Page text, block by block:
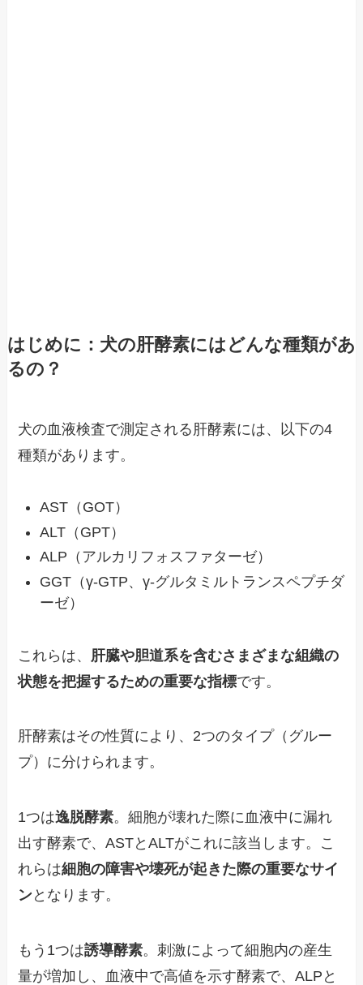
はじめに：犬の肝酵素にはどんな種類があ
るの？
犬の血液検査で測定される肝酵素には、以下の4
種類があります。
AST（GOT）
ALT（GPT）
ALP（アルカリフォスファターゼ）
GGT（γ-GTP、γ-グルタミルトランスペプチダ
ーゼ）
これらは、 肝臓や胆道系を含むさまざまな組織の
状態を把握するための重要な指標です。
肝酵素はその性質により、2つのタイプ（グルー
プ）に分けられます。
1つは逸脱酵素。細胞が壊れた際に血液中に漏れ
出す酵素で、ASTとALTがこれに該当します。こ
れらは細胞の障害や壊死が起きた際の重要なサイ
ンとなります。
もう1つは誘導酵素。刺激によって細胞内の産生
量が増加し、血液中で高値を示す酵素で、ALPと